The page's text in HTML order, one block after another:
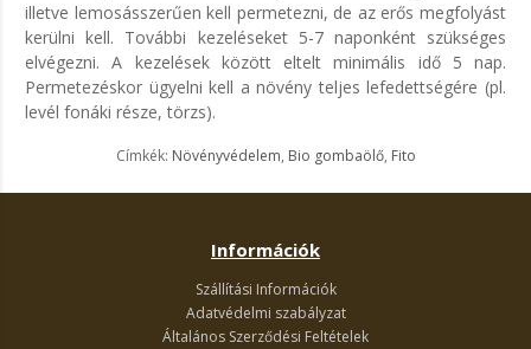
illetve lemosásszerűen kell permetezni, de az erős megfolyást
kerülni kell. További kezeléseket 5-7 naponként szükséges
elvégezni. A kezelések között eltelt minimális idő 5 nap.
Permetezéskor ügyelni kell a növény teljes lefedettségére (pl.
levél fonáki része, törzs).
Címkék: Növényvédelem, Bio gombaölő, Fito
Információk
Szállítási Információk
Adatvédelmi szabályzat
Általános Szerződési Feltételek